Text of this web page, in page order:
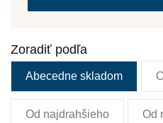
Zoradiť podľa
Abecedne skladom
Od najdrahšieho Od